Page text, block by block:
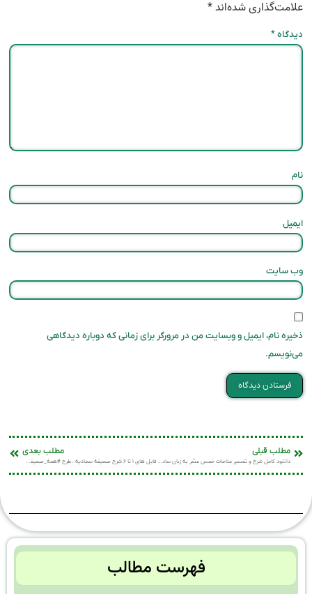
علامت‌گذاری شده‌اند*
دیدگاه*
نام
ایمیل
وب‌ سایت
ذخیره نام، ایمیل و وبسایت من در مرورگر برای زمانی که دوباره دیدگاهی
می‌نویسم.
مطلب قبلی
دانلود کامل شرح و تفسیر مناجات خمس عشر به زبان ساده و روان
مطلب بعدی
فایل های ۱ تا ۶ شرح صحیفه سجادیه ، طرح #همه_صحیفه_خوان_شویم
فهرست مطالب